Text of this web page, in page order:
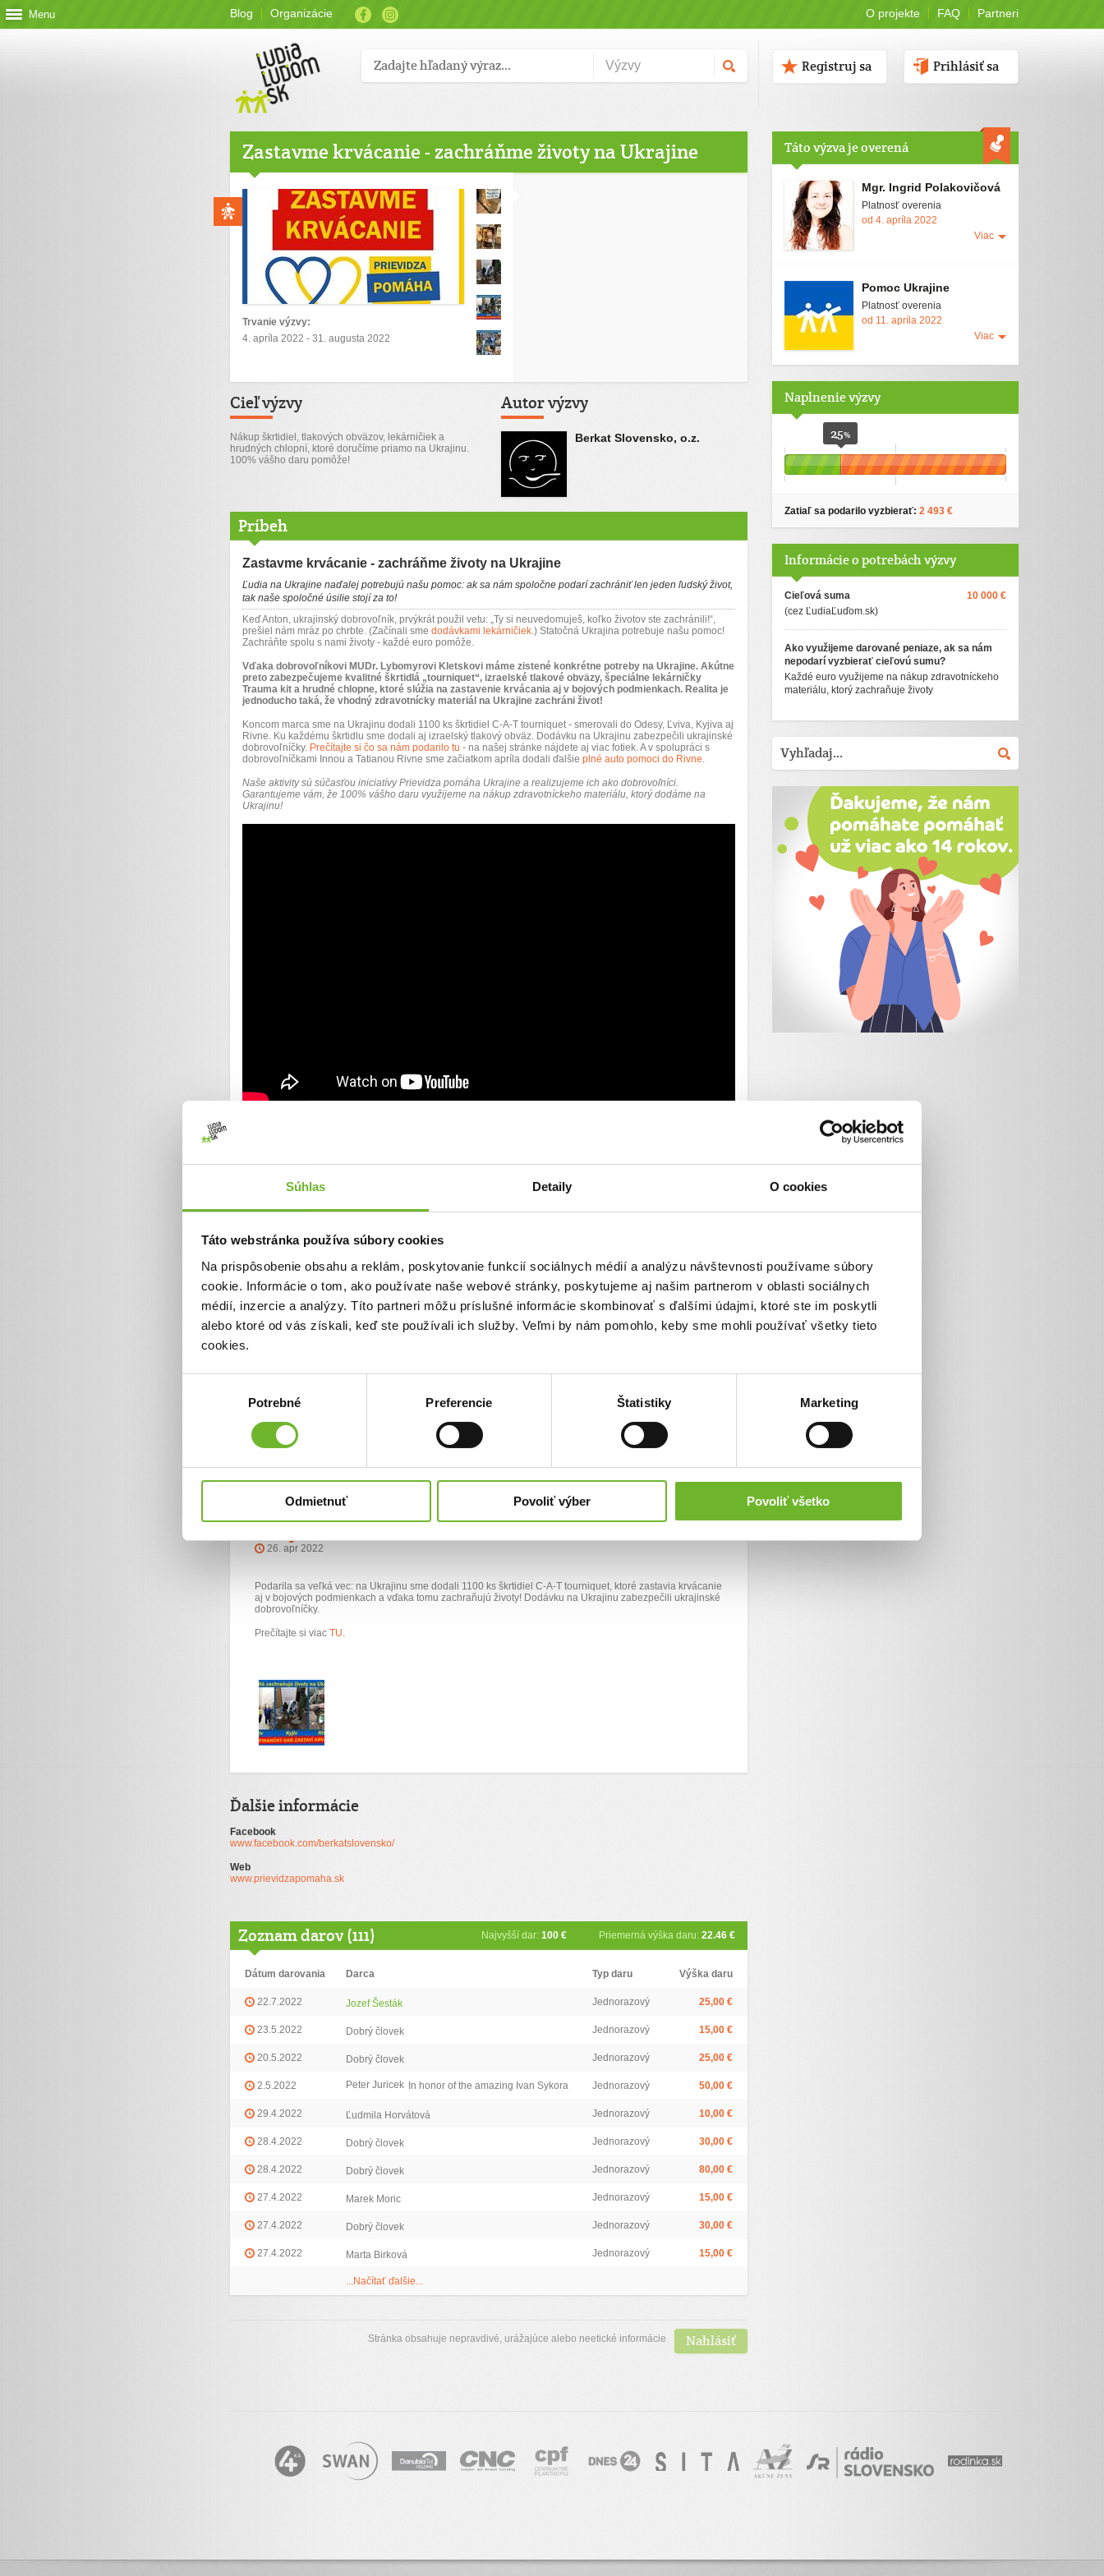
Súhlas Detaily O cookies
Táto webstránka používa súbory cookies
Na prispôsobenie obsahu a reklám, poskytovanie funkcií sociálnych médií a analýzu návštevnosti používame súbory
cookie. Informácie o tom, ako používate naše webové stránky, poskytujeme aj našim partnerom v oblasti sociálnych
médií, inzercie a analýzy. Títo partneri môžu príslušné informácie skombinovať s ďalšími údajmi, ktoré ste im poskytli
alebo ktoré od vás získali, keď ste používali ich služby. Veľmi by nám pomohlo, keby sme mohli používať všetky tieto
cookies.
Potrebné Preferencie Štatistiky Marketing
Odmietnuť Povoliť výber Povoliť všetko
Menu Blog Organizácie O projekte FAQ Partneri
Prihlásiť sa
Registruj sa
Zastavme krvácanie - zachráňme životy na Ukrajine
Trvanie výzvy:
4. apríla 2022 - 31. augusta 2022
Cieľ výzvy
Nákup škrtidiel, tlakových obväzov, lekárničiek a
hrudných chlopní, ktoré doručíme priamo na Ukrajinu.
100% vášho daru pomôže!
Autor výzvy
Berkat Slovensko, o.z.
Príbeh
Zastavme krvácanie - zachráňme životy na Ukrajine
Ľudia na Ukrajine naďalej potrebujú našu pomoc: ak sa nám spoločne podarí zachrániť len jeden ľudský život,
tak naše spoločné úsilie stojí za to!
Keď Anton, ukrajinský dobrovoľník, prvýkrát použil vetu: „Ty si neuvedomuješ, koľko životov ste zachránili!“,
prešiel nám mráz po chrbte. (Začínali sme dodávkami lekárničiek.) Statočná Ukrajina potrebuje našu pomoc!
Zachráňte spolu s nami životy - každé euro pomôže.
Vďaka dobrovoľníkovi MUDr. Lybomyrovi Kletskovi máme zistené konkrétne potreby na Ukrajine. Akútne
preto zabezpečujeme kvalitné škrtidlá „tourniquet“, izraelské tlakové obväzy, špeciálne lekárničky
Trauma kit a hrudné chlopne, ktoré slúžia na zastavenie krvácania aj v bojových podmienkach. Realita je
jednoducho taká, že vhodný zdravotnícky materiál na Ukrajine zachráni život!
Koncom marca sme na Ukrajinu dodali 1100 ks škrtidiel C-A-T tourniquet - smerovali do Odesy, Ľviva, Kyjiva aj
Rivne. Ku každému škrtidlu sme dodali aj izraelský tlakový obväz. Dodávku na Ukrajinu zabezpečili ukrajinské
dobrovoľníčky. Prečítajte si čo sa nám podarilo tu - na našej stránke nájdete aj viac fotiek. A v spolupráci s
dobrovoľníčkami Innou a Tatianou Rivne sme začiatkom apríla dodali ďalšie plné auto pomoci do Rivne.
Naše aktivity sú súčasťou iniciatívy Prievidza pomáha Ukrajine a realizujeme ich ako dobrovoľníci.
Garantujeme vám, že 100% vášho daru využijeme na nákup zdravotníckeho materiálu, ktorý dodáme na
Ukrajinu!
Aktualizácie
7. máj 2022
Škrtidlo zachráni život, ak zastaví prívod krvi do nohy. Lekár Lybomyr Kletsko meria či nahmatá tep a teda
či škrtidlo funguje ako má. Funguje! A celkom to bolí, skonštatovala Tatiana.
Prečítajte si o plnom aute pomoci do Rivne: www.prievidzapomaha.sk/plne-auto-pomoci-do-rivne/
Škrtidlá v hodnote viac ako 20 000 € zachraňujú životy na
26. apr 2022
Podarila sa veľká vec: na Ukrajinu sme dodali 1100 ks škrtidiel C-A-T tourniquet, ktoré zastavia krvácanie
aj v bojových podmienkach a vďaka tomu zachraňujú životy! Dodávku na Ukrajinu zabezpečili ukrajinské
dobrovoľníčky.
Prečítajte si viac TU.
Ďalšie informácie
Facebook
www.facebook.com/berkatslovensko/
Web
www.prievidzapomaha.sk
Zoznam darov (111) Najvyšší dar: 100 € Priemerná výška daru: 22.46 €
Dátum darovania Darca Typ daru Výška daru
22.7.2022 Jozef Šesták Jednorazový 25,00 €
23.5.2022 Dobrý človek Jednorazový 15,00 €
20.5.2022 Dobrý človek Jednorazový 25,00 €
2.5.2022 Peter Juricek In honor of the amazing Ivan Sykora Jednorazový 50,00 €
29.4.2022 Ľudmila Horvátová Jednorazový 10,00 €
28.4.2022 Dobrý človek Jednorazový 30,00 €
28.4.2022 Dobrý človek Jednorazový 80,00 €
27.4.2022 Marek Moric Jednorazový 15,00 €
27.4.2022 Dobrý človek Jednorazový 30,00 €
27.4.2022 Marta Birková Jednorazový 15,00 €
...Načítať ďalšie...
Nahlásiť
Stránka obsahuje nepravdivé, urážajúce alebo neetické informácie
Táto výzva je overená
Mgr. Ingrid Polakovičová
Platnosť overenia
od 4. apríla 2022
Viac
Pomoc Ukrajine
Platnosť overenia
od 11. apríla 2022
Viac
Naplnenie výzvy
25%
Zatiaľ sa podarilo vyzbierať: 2 493 €
Informácie o potrebách výzvy
Cieľová suma
(cez ĽudiaĽuďom.sk)
10 000 €
Ako využijeme darované peniaze, ak sa nám
nepodarí vyzbierať cieľovú sumu?
Každé euro využijeme na nákup zdravotníckeho
materiálu, ktorý zachraňuje životy